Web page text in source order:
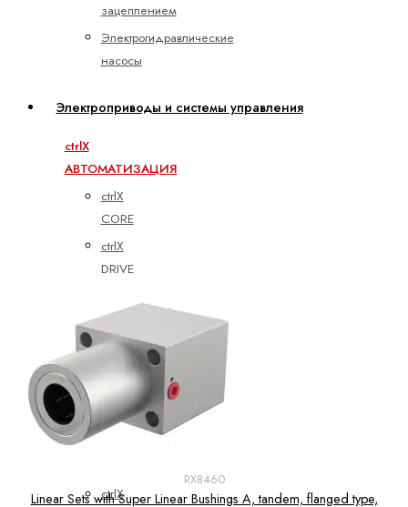
зацеплением
Электрогидравлические
насосы
Электроприводы и системы управления
ctrlX
АВТОМАТИЗАЦИЯ
ctrlX
CORE
ctrlX
DRIVE
HMI
ctrlX
ctrlX
IPC
ctrlX
RX8460
Linear Sets with Super Linear Bushings A, tandem, flanged type,